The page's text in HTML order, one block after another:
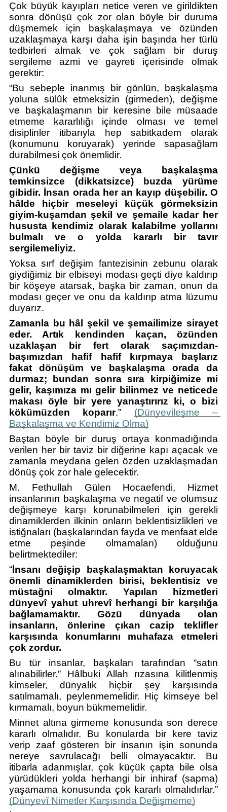
Çok büyük kayıpları netice veren ve girildikten
sonra dönüşü çok zor olan böyle bir duruma
düşmemek için başkalaşmaya ve özünden
uzaklaşmaya karşı daha işin başında her türlü
tedbirleri almak ve çok sağlam bir duruş
sergileme azmi ve gayreti içerisinde olmak
gerektir:
“Bu sebeple inanmış bir gönlün, başkalaşma
yoluna sülûk etmeksizin (girmeden), değişme
ve başkalaşmanın bir keresine bile müsaade
etmeme kararlılığı içinde olması ve temel
disiplinler itibarıyla hep sabitkadem olarak
(konumunu koruyarak) yerinde sapasağlam
durabilmesi çok önemlidir.
Çünkü değişme veya başkalaşma
temkinsizce (dikkatsizce) buzda yürüme
gibidir. İnsan orada her an kayıp düşebilir. O
hâlde hiçbir meseleyi küçük görmeksizin
giyim-kuşamdan şekil ve şemaile kadar her
hususta kendimiz olarak kalabilme yollarını
bulmalı ve o yolda kararlı bir tavır
sergilemeliyiz.
Yoksa sırf değişim fantezisinin zebunu olarak
giydiğimiz bir elbiseyi modası geçti diye kaldırıp
bir köşeye atarsak, başka bir zaman, onun da
modası geçer ve onu da kaldırıp atma lüzumu
duyarız.
Zamanla bu hâl şekil ve şemailimize sirayet
eder. Artık kendinden kaçan, özünden
uzaklaşan bir fert olarak saçımızdan-
başımızdan hafif hafif kırpmaya başlarız
fakat dönüşüm ve başkalaşma orada da
durmaz; bundan sonra sıra kirpiğimize mi
gelir, kaşımıza mı gelir bilinmez ve neticede
makası öyle bir yere yanaştırırız ki, o bizi
kökümüzden koparır.” (Dünyevileşme –
Başkalaşma ve Kendimiz Olma)
Baştan böyle bir duruş ortaya konmadığında
verilen her bir taviz bir diğerine kapı açacak ve
zamanla meydana gelen özden uzaklaşmadan
dönüş çok zor hale gelecektir.
M. Fethullah Gülen Hocaefendi, Hizmet
insanlarının başkalaşma ve negatif ve olumsuz
değişmeye karşı korunabilmeleri için gerekli
dinamiklerden ilkinin onların beklentisizlikleri ve
istiğnaları (başkalarından fayda ve menfaat elde
etme peşinde olmamaları) olduğunu
belirtmektediler:
“İnsanı değişip başkalaşmaktan koruyacak
önemli dinamiklerden birisi, beklentisiz ve
müstağni olmaktır. Yapılan hizmetleri
dünyevî yahut uhrevî herhangi bir karşılığa
bağlamamaktır. Gözü dünyada olan
insanların, önlerine çıkan cazip teklifler
karşısında konumlarını muhafaza etmeleri
çok zordur.
Bu tür insanlar, başkaları tarafından “satın
alınabilirler.” Hâlbuki Allah rızasına kilitlenmiş
kimseler, dünyalık hiçbir şey karşısında
satılmamalı, peylenmemelidir. Hiç kimseye bel
kırmamalı, boyun bükmemelidir.
Minnet altına girmeme konusunda son derece
kararlı olmalıdır. Bu konularda bir kere taviz
verip zaaf gösteren bir insanın işin sonunda
nereye savrulacağı belli olmayacaktır. Bu
itibarla adanmışlar, çok küçük çapta bile olsa
yürüdükleri yolda herhangi bir inhiraf (sapma)
(Dünyevî Nimetler Karşısında Değişmeme)